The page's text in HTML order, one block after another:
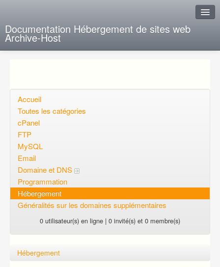
Documentation Hébergement de sites web
Archive-Host
Questions ouvertes
Voulez-vous vous inscrire?
Connexion
Accueil
Toutes les catégories
cPanel
FTP
MySQL
Email
Domaine et DNS
Programmation
Hébergement
Généralités sur les domaines supplémentaires
0 utilisateur(s) en ligne | 0 invité(s) et 0 membre(s)
Hébergement